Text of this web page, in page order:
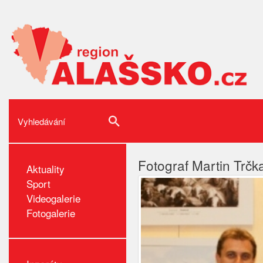
Aktuality
Sport
Videogalerie
Fotogalerie
Fotograf Martin